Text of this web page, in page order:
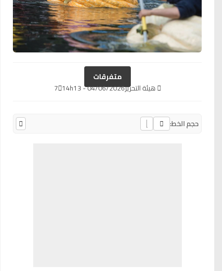
متفرقات
هيئة التحرير04/06/2026 - 14h13
7
حجم الخط: